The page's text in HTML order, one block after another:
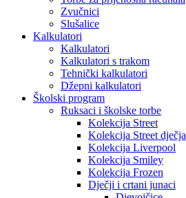
Zvučnici
Slušalice
Kalkulatori
Kalkulatori
Kalkulatori s trakom
Tehnički kalkulatori
Džepni kalkulatori
Školski program
Ruksaci i školske torbe
Kolekcija Street
Kolekcija Street dječja
Kolekcija Liverpool
Kolekcija Smiley
Kolekcija Frozen
Dječji i crtani junaci